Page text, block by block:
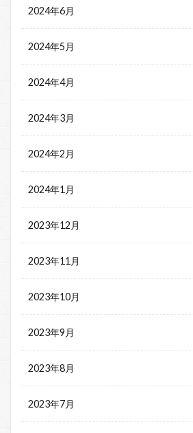
2024年6月
2024年5月
2024年4月
2024年3月
2024年2月
2024年1月
2023年12月
2023年11月
2023年10月
2023年9月
2023年8月
2023年7月